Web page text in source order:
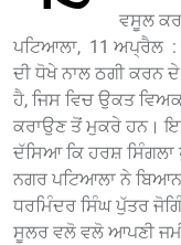
ਵਸੂਲ
ਪਟਿਆਲਾ, 11 ਅਪ੍ਰੈਲ
ਦੀ ਧੋਖੇ ਨਾਲ ਠਗੀ ਕਰਨ
ਹੈ, ਜਿਸ ਵਿਚ ਉਕਤ
ਕਰਾਉਣ ਤੋਂ ਮੁਕਰੇ ਹਨ।
ਦੱਸਿਆ ਕਿ ਹਰਸ਼ ਸਿੰਗਲਾ
ਨਗਰ ਪਟਿਆਲਾ ਨੇ
ਧਰਮਿੰਦਰ ਸਿੰਘ ਪੁੱਤਰ
ਸੂਲਰ ਵਲੋ ਵਲੋ ਆਪਣੀ